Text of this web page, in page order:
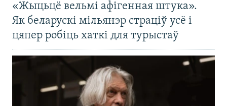
«Жыцьцё вельмі афігенная штука».
Як беларускі мільянэр страціў усё і
цяпер робіць хаткі для турыстаў